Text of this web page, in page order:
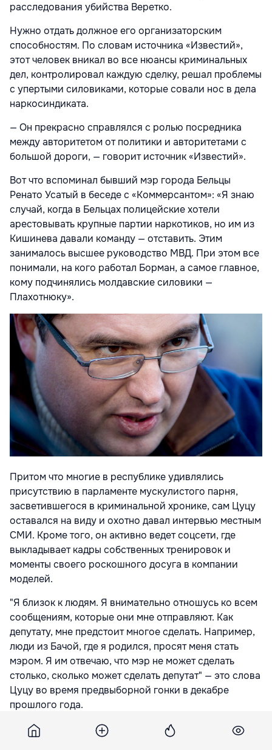
расследования убийства Веретко.
Нужно отдать должное его организаторским
способностям. По словам источника «Известий»,
этот человек вникал во все нюансы криминальных
дел, контролировал каждую сделку, решал проблемы
с упертыми силовиками, которые совали нос в дела
наркосиндиката.
— Он прекрасно справлялся с ролью посредника
между авторитетом от политики и авторитетами с
большой дороги, — говорит источник «Известий».
Вот что вспоминал бывший мэр города Бельцы
Ренато Усатый в беседе с «Коммерсантом»: «Я знаю
случай, когда в Бельцах полицейские хотели
арестовывать крупные партии наркотиков, но им из
Кишинева давали команду — отставить. Этим
занималось высшее руководство МВД. При этом все
понимали, на кого работал Борман, а самое главное,
кому подчинялись молдавские силовики —
Плахотнюку».
Притом что многие в республике удивлялись
присутствию в парламенте мускулистого парня,
засветившегося в криминальной хронике, сам Цуцу
оставался на виду и охотно давал интервью местным
СМИ. Кроме того, он активно ведет соцсети, где
выкладывает кадры собственных тренировок и
моменты своего роскошного досуга в компании
моделей.
"Я близок к людям. Я внимательно отношусь ко всем
сообщениям, которые они мне отправляют. Как
депутату, мне предстоит многое сделать. Например,
люди из Бачой, где я родился, просят меня стать
мэром. Я им отвечаю, что мэр не может сделать
столько, сколько может сделать депутат" — это слова
Цуцу во время предвыборной гонки в декабре
прошлого года.
В феврале стало известно, что его кандидатуру не